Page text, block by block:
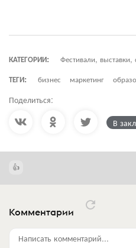
КАТЕГОРИИ:
Фестивали, выставки,
ТЕГИ:
бизнес маркетинг
Поделиться:
В
Комментарии
Написать комментарий...